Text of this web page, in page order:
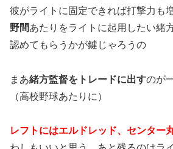
彼がライトに固定できれば打撃力も増
野間あたりをライトに起用したい緒
認めてもらうかが鍵じゃろうの
まあ緒方監督をトレードに出すのが
（高校野球あたりに）
レフトにはエルドレッド、センター